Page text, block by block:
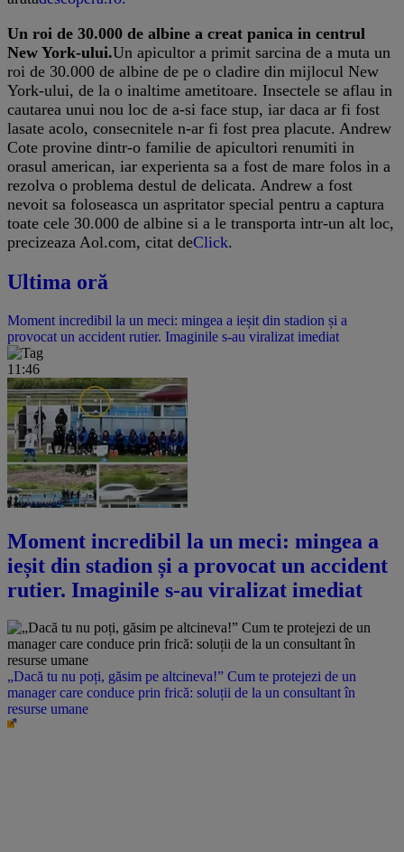
Un roi de 30.000 de albine a creat panica in centrul
New York-ului.Un apicultor a primit sarcina de a muta un
roi de 30.000 de albine de pe o cladire din mijlocul New
York-ului, de la o inaltime ametitoare. Insectele se aflau in
cautarea unui nou loc de a-si face stup, iar daca ar fi fost
lasate acolo, consecnitele n-ar fi fost prea placute. Andrew
Cote provine dintr-o familie de apicultori renumiti in
orasul american, iar experienta sa a fost de mare folos in a
rezolva o problema destul de delicata. Andrew a fost
nevoit sa foloseasca un aspritator special pentru a captura
toate cele 30.000 de albine si a le transporta intr-un alt loc,
precizeaza Aol.com, citat deClick.
Ultima oră
Moment incredibil la un meci: mingea a ieșit din stadion și a
provocat un accident rutier. Imaginile s-au viralizat imediat
11:46
Moment incredibil la un meci: mingea a
ieșit din stadion și a provocat un accident
rutier. Imaginile s-au viralizat imediat
„Dacă tu nu poți, găsim pe altcineva!” Cum te protejezi de un
manager care conduce prin frică: soluții de la un consultant în
resurse umane